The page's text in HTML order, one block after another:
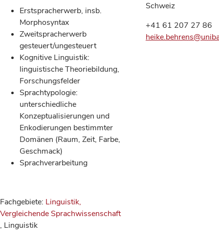
Erstspracherwerb, insb.
Morphosyntax
Zweitspracherwerb
gesteuert/ungesteuert
Kognitive Linguistik:
linguistische Theoriebildung,
Forschungsfelder
Sprachtypologie:
unterschiedliche
Konzeptualisierungen und
Enkodierungen bestimmter
Domänen (Raum, Zeit, Farbe,
Geschmack)
Sprachverarbeitung
Fachgebiete: Linguistik,
Vergleichende Sprachwissenschaft
, Linguistik
Schweiz
+41 61 207 27 86